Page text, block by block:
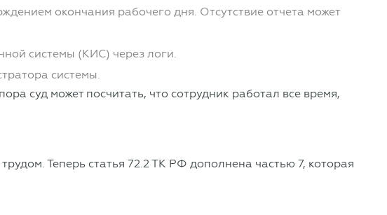
окончания рабочего дня. Отсутствие отчета может
системы (КИС) через логи.
системы.
суд может посчитать, что сотрудник работал все время,
Теперь статья 72.2 ТК РФ дополнена частью 7, которая